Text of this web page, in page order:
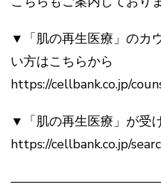
▼「肌の再生医療」のカ
い方はこちらから
https://cellbank.co.jp/
▼「肌の再生医療」が受
https://cellbank.co.jp/